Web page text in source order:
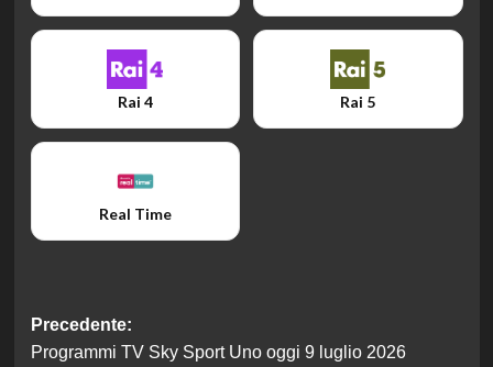
Rai 4 Rai 5
Real Time
Navigazione
Precedente:
Programmi TV Sky Sport Uno oggi 9 luglio 2026